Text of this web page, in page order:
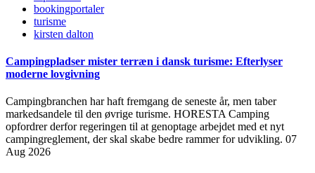
bookingportaler
turisme
kirsten dalton
Campingpladser mister terræn i dansk turisme: Efterlyser
moderne lovgivning
Campingbranchen har haft fremgang de seneste år, men taber
markedsandele til den øvrige turisme. HORESTA Camping
opfordrer derfor regeringen til at genoptage arbejdet med et nyt
campingreglement, der skal skabe bedre rammer for udvikling. 07
Aug 2026